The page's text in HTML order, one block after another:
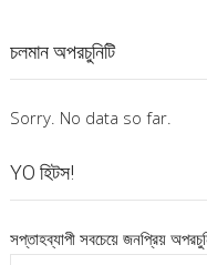
চলমান অপরচুনিটি
Sorry. No data so far.
YO হিটস!
সপ্তাহব্যাপী সবচেয়ে জনপ্রিয়